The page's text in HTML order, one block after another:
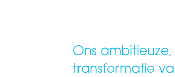
Ons
transformatie